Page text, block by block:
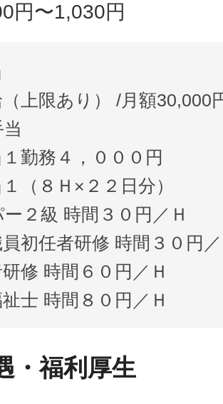
円〜1,030円
上限あり） /月額30,000
勤務４，０００円
（８Ｈ×２２日分）
ー２級 時間３０円／Ｈ
員初任者研修 時間３０円
研修 時間６０円／Ｈ
祉士 時間８０円／Ｈ
・福利厚生